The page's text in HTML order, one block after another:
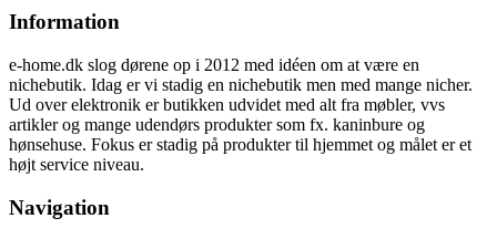
Information
e-home.dk slog dørene op i 2012 med idéen om at være en
nichebutik. Idag er vi stadig en nichebutik men med mange nicher.
Ud over elektronik er butikken udvidet med alt fra møbler, vvs
artikler og mange udendørs produkter som fx. kaninbure og
hønsehuse. Fokus er stadig på produkter til hjemmet og målet er et
højt service niveau.
Navigation